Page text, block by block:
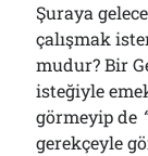
Şuraya
çalışmak
mudur? Bir
isteğiyle
görmeyip de
gerekçeyle